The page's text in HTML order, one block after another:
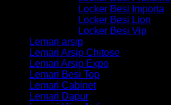
Locker Besi Importa
Locker Besi Lion
Locker Besi Vip
Lemari arsip
Lemari Arsip Chitose
Lemari Arsip Expo
Lemari Besi Top
Lemari Cabinet
Lemari Dapur